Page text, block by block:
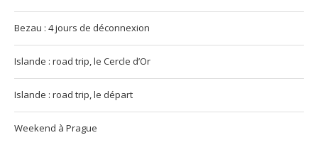
Bezau : 4 jours de déconnexion
Islande : road trip, le Cercle d’Or
Islande : road trip, le départ
Weekend à Prague